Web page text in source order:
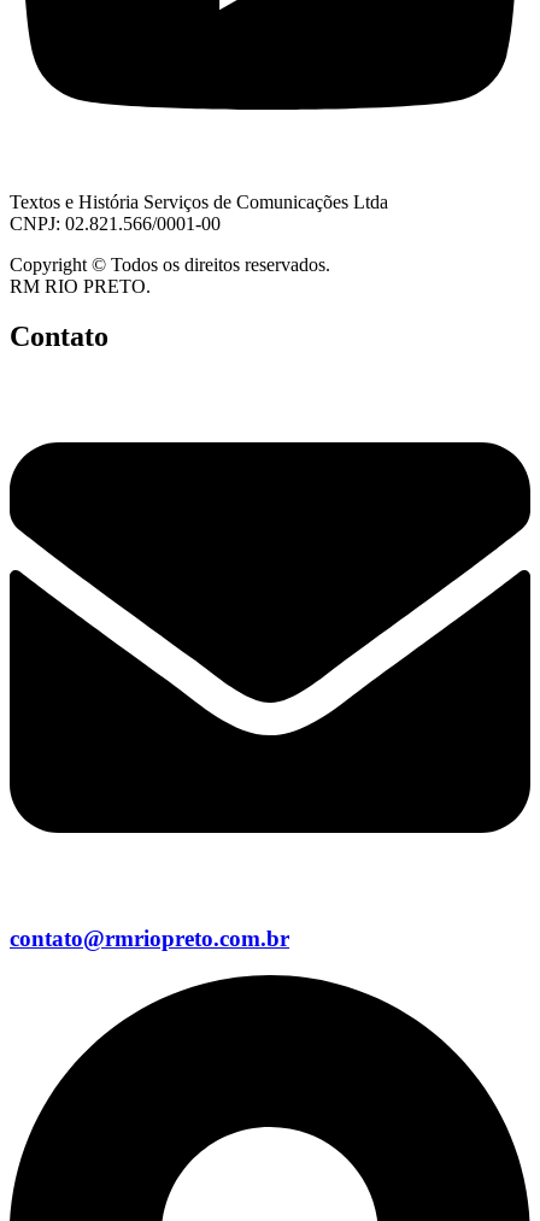
Textos e História Serviços de Comunicações Ltda
CNPJ: 02.821.566/0001-00
Copyright © Todos os direitos reservados.
RM RIO PRETO.
Contato
contato@rmriopreto.com.br